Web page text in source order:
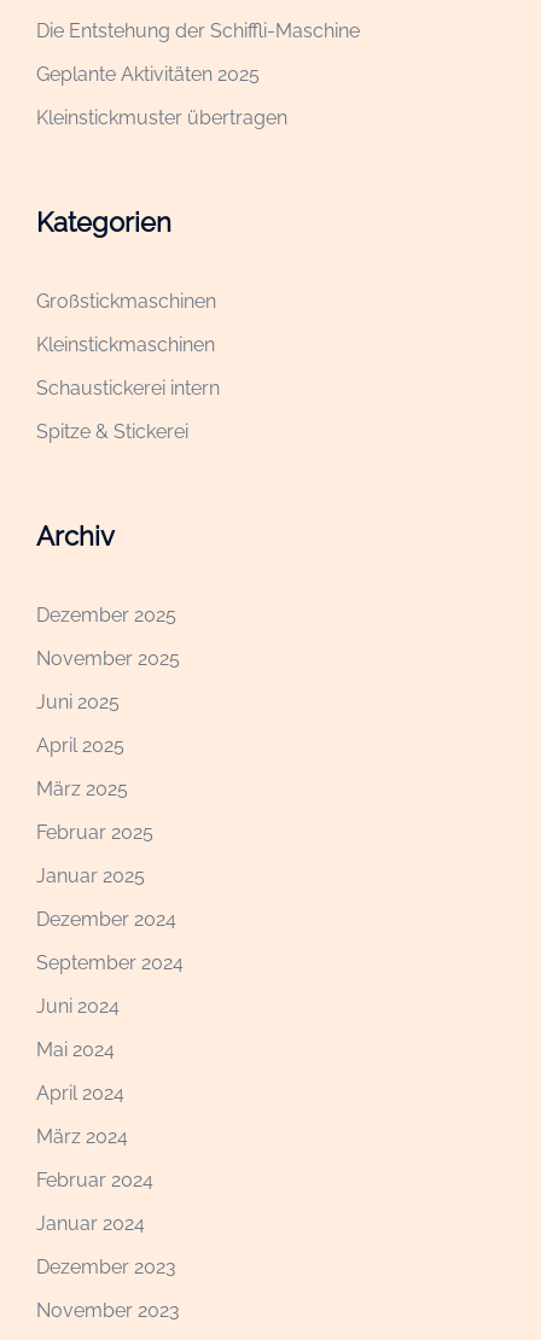
Die Entstehung der Schiffli-Maschine
Geplante Aktivitäten 2025
Kleinstickmuster übertragen
Kategorien
Großstickmaschinen
Kleinstickmaschinen
Schaustickerei intern
Spitze & Stickerei
Archiv
Dezember 2025
November 2025
Juni 2025
April 2025
März 2025
Februar 2025
Januar 2025
Dezember 2024
September 2024
Juni 2024
Mai 2024
April 2024
März 2024
Februar 2024
Januar 2024
Dezember 2023
November 2023